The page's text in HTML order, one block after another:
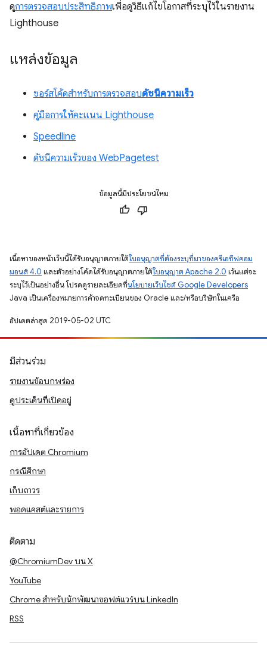
ดูการตรวจสอบประสิทธิภาพเพื่อดูวิธีแก้ไขโอกาสที่ระบุไว้ในรายงาน
Lighthouse
แหล่งข้อมูล
ซอร์สโค้ดสําหรับการตรวจสอบดัชนีความเร็ว
คู่มือการให้คะแนน Lighthouse
Speedline
ดัชนีความเร็วของ WebPagetest
ข้อมูลนี้มีประโยชน์ไหม
เนื้อหาของหน้าเว็บนี้ได้รับอนุญาตภายใต้ใบอนุญาตที่ต้องระบุที่มาของครีเอทีฟคอม
มอนส์ 4.0 และตัวอย่างโค้ดได้รับอนุญาตภายใต้ใบอนุญาต Apache 2.0 เว้นแต่จะ
ระบุไว้เป็นอย่างอื่น โปรดดูรายละเอียดที่นโยบายเว็บไซต์ Google Developers
Java เป็นเครื่องหมายการค้าจดทะเบียนของ Oracle และ/หรือบริษัทในเครือ
อัปเดตล่าสุด 2019-05-02 UTC
มีส่วนร่วม
รายงานข้อบกพร่อง
ดูประเด็นที่เปิดอยู่
เนื้อหาที่เกี่ยวข้อง
การอัปเดต Chromium
กรณีศึกษา
เก็บถาวร
พอดแคสต์และรายการ
ติดตาม
@ChromiumDev บน X
YouTube
Chrome สำหรับนักพัฒนาซอฟต์แวร์บน LinkedIn
RSS